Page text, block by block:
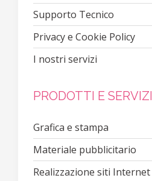
Supporto Tecnico
Privacy e Cookie Policy
I nostri servizi
PRODOTTI E SERVIZI
Grafica e stampa
Materiale pubblicitario
Realizzazione siti Internet